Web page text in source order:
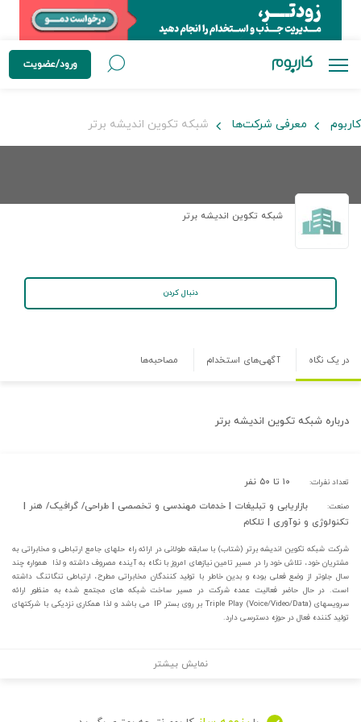
ورود/عضویت
کاربوم معرفی شرکت‌ها شبکه تکوین اندیشه برتر
شبکه تکوین اندیشه برتر
دنبال کردن
در یک نگاه آگهی‌های استخدام مصاحبه‌ها
درباره شبکه تکوین اندیشه برتر
تعداد نفرات: ۱۰ تا ۵۰ نفر
صنعت:
بازاریابی و تبلیغات | خدمات مهندسی و تخصصی | طراحی/ گرافیک/ هنر |
تکنولوژی و نوآوری | تلکام
شرکت شبکه تکوین اندیشه برتر (شتاب) با سابقه طولانی در ارائه راه حلهای جامع ارتباطی و مخابراتی به
مشتریان خود، تلاش خود را در مسیر تامین نیازهای امروز با نگاه به آینده مصروف داشته و لذا همواره چند
سال جلوتر از وضع فعلی بوده و بدین خاطر با تولید کنندگان مخابراتی مطرح، ارتباطی تنگاتنگ داشته
است. در حال حاضر فعالیت عمده شرکت در مسیر ساخت شبکه های مجتمع شده به منظور ارائه
سرویسهای (Triple Play (Voice/Video/Data بر روی بستر IP می باشد و لذا همکاری نزدیکی با شرکتهای
تولید کننده فعال در حوزه دسترسی دارد.
نمایش بیشتر